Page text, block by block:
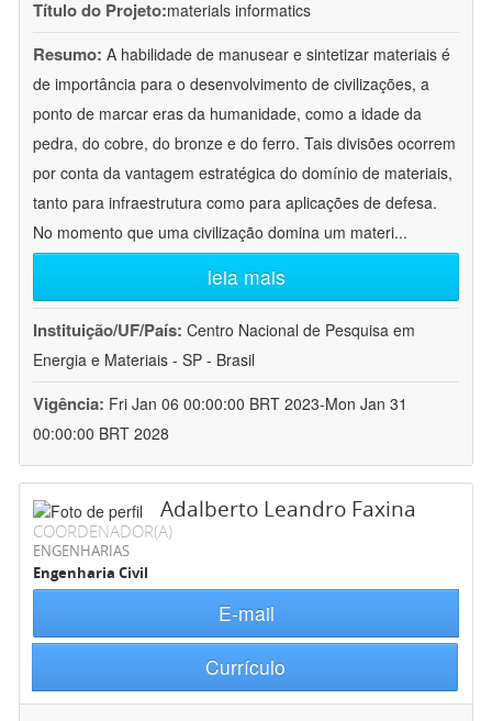
Título do Projeto:materials informatics
Resumo: A habilidade de manusear e sintetizar materiais é
de importância para o desenvolvimento de civilizações, a
ponto de marcar eras da humanidade, como a idade da
pedra, do cobre, do bronze e do ferro. Tais divisões ocorrem
por conta da vantagem estratégica do domínio de materiais,
tanto para infraestrutura como para aplicações de defesa.
No momento que uma civilização domina um materi...
leia mais
Instituição/UF/País: Centro Nacional de Pesquisa em
Energia e Materiais - SP - Brasil
Vigência: Fri Jan 06 00:00:00 BRT 2023-Mon Jan 31
00:00:00 BRT 2028
Adalberto Leandro Faxina
COORDENADOR(A)
ENGENHARIAS
Engenharia Civil
E-mail
Currículo